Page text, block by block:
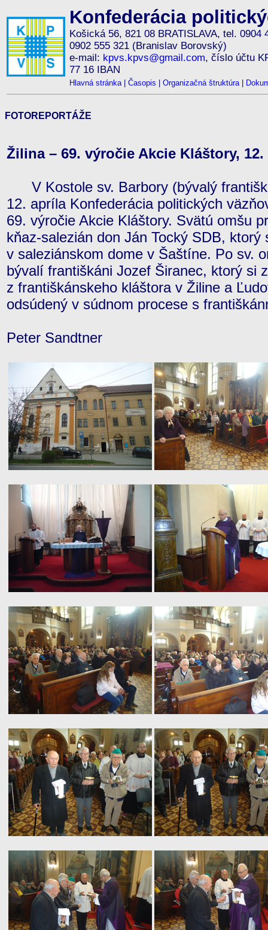
Konfederácia
Košická 56, 821 08 BRATISLAVA, tel. 0904
0902 555 321 (Branislav Borovský)
e-mail: kpvs.kpvs@gmail.com, číslo účtu
77 16 IBAN
Hlavná stránka| Časopis Organizačná štruktúra|
FOTOREPORTÁŽE
Žilina – 69. výročie Akcie Kláštory, 12.
V Kostole sv. Barbory (bývalý
12. apríla Konfederácia politických
69. výročie Akcie Kláštory. Svätú omšu
kňaz-salezián don Ján Tocký SDB,
v saleziánskom dome v Šaštíne. Po sv.
bývalí františkáni Jozef Širanec, ktorý si
z františkánskeho kláštora v Žiline a
odsúdený v súdnom procese s
Peter Sandtner